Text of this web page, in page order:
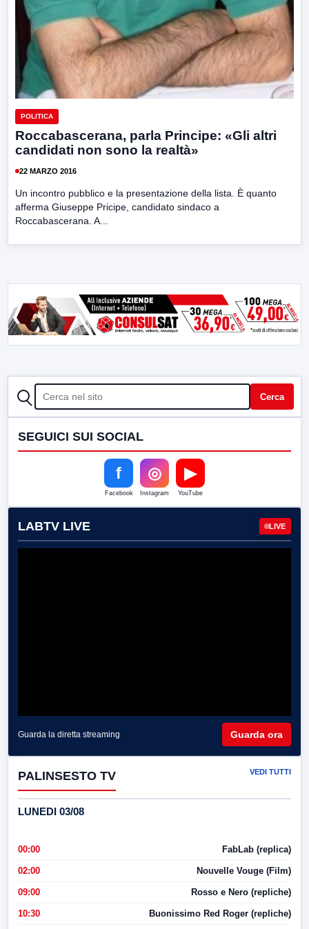
POLITICA
Roccabascerana, parla Principe: «Gli altri
candidati non sono la realtà»
22 MARZO 2016
Un incontro pubblico e la presentazione della lista. È quanto
afferma Giuseppe Pricipe, candidato sindaco a
Roccabascerana. A...
CERCA Cerca
SEGUICI SUI SOCIAL
f
Facebook
◎
Instagram
▶
YouTube
LABTV LIVE LIVE
Guarda la diretta streaming Guarda ora
PALINSESTO TV VEDI TUTTI
LUNEDI 03/08
00:00 FabLab (replica)
02:00 Nouvelle Vouge (Film)
09:00 Rosso e Nero (repliche)
10:30 Buonissimo Red Roger (repliche)